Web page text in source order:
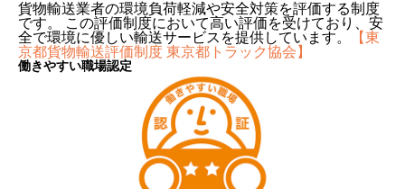
貨物輸送業者の環境負荷軽減や安全対策を評価する制度
です。 この評価制度において高い評価を受けており、安
全で環境に優しい輸送サービスを提供しています。
【東
京都貨物輸送評価制度 東京都トラック協会】
働きやすい職場認定